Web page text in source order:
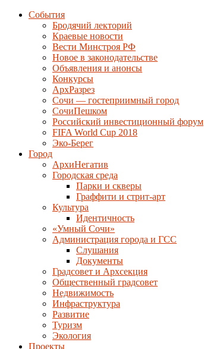
События
Бродячий лекторий
Краевые новости
Вести Минстроя РФ
Новое в законодательстве
Объявления и анонсы
Конкурсы
АрхРазрез
Сочи — гостеприимный город
СочиПешком
Российский инвестиционный форум
FIFA World Cup 2018
Эко-Берег
Город
АрхиНегатив
Городская среда
Парки и скверы
Граффити и стрит-арт
Культура
Идентичность
«Умный Сочи»
Администрация города и ГСС
Слушания
Документы
Градсовет и Архсекция
Общественный градсовет
Недвижимость
Инфраструктура
Развитие
Туризм
Экология
Проекты